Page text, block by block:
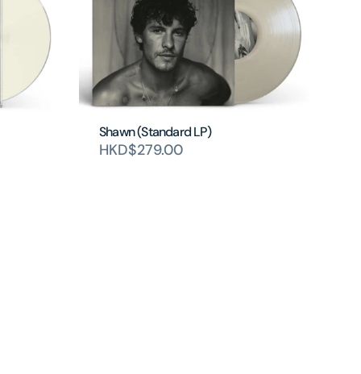
Shawn (Standard LP)
HKD$279.00